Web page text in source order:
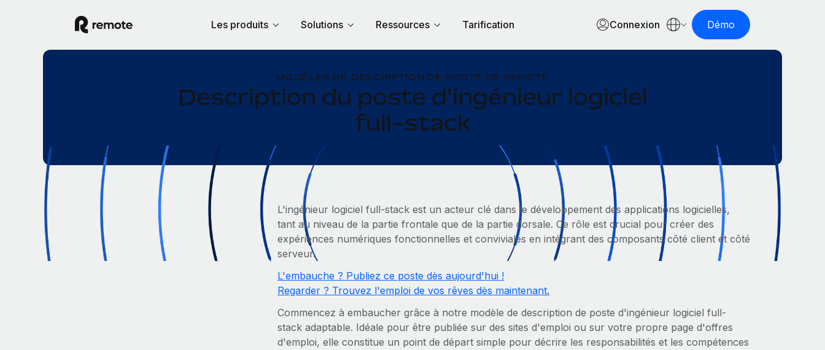
Les produits Solutions Ressources Tarification Connexion Démo
MODÈLES DE DESCRIPTION DE POSTE DE REMOTE
Description du poste d'ingénieur logiciel
full-stack
L'ingénieur logiciel full-stack est un acteur clé dans le développement des applications logicielles,
tant au niveau de la partie frontale que de la partie dorsale. Ce rôle est crucial pour créer des
expériences numériques fonctionnelles et conviviales en intégrant des composants côté client et côté
serveur.
L'embauche ? Publiez ce poste dès aujourd'hui !
Regarder ? Trouvez l'emploi de vos rêves dès maintenant.
Commencez à embaucher grâce à notre modèle de description de poste d'ingénieur logiciel full-
stack adaptable. Idéale pour être publiée sur des sites d'emploi ou sur votre propre page d'offres
d'emploi, elle constitue un point de départ simple pour décrire les responsabilités et les compétences